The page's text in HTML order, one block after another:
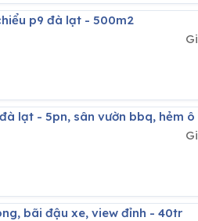
p9 đà lạt - 500m2
lạt - 5pn, sân vườn bbq, hẻm ô
bãi đậu xe, view đỉnh - 40tr